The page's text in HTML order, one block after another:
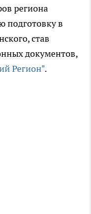
региона
подготовку в
став
документов,
Регион".